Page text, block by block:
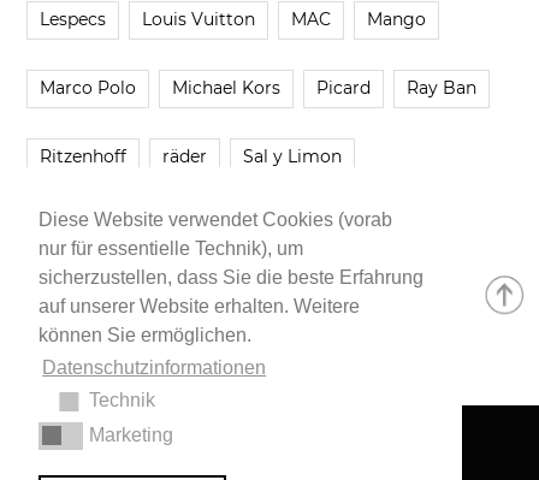
Diese Website verwendet Cookies (vorab
nur für essentielle Technik), um
sicherzustellen, dass Sie die beste Erfahrung
auf unserer Website erhalten. Weitere
können Sie ermöglichen.
Datenschutzinformationen
Technik
Marketing
Lespecs Louis Vuitton MAC Mango
Marco Polo Michael Kors Picard Ray Ban
Ritzenhoff räder Sal y Limon
Smartbuyglasses smash! Steve Madden
Younique Zara
Impressum